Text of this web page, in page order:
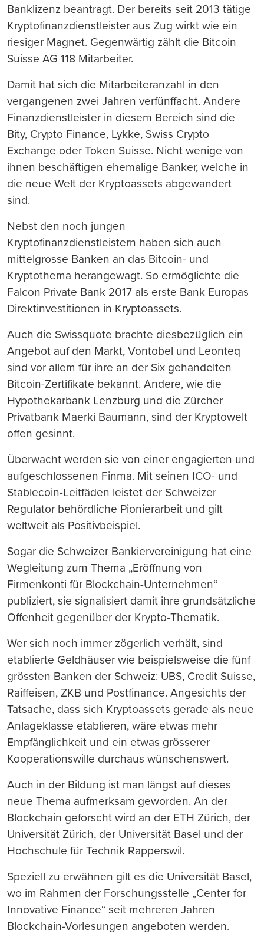
Banklizenz beantragt. Der bereits seit 2013 tätige
Kryptofinanzdienstleister aus Zug wirkt wie ein
riesiger Magnet. Gegenwärtig zählt die Bitcoin
Suisse AG 118 Mitarbeiter.
Damit hat sich die Mitarbeiteranzahl in den
vergangenen zwei Jahren verfünffacht. Andere
Finanzdienstleister in diesem Bereich sind die
Bity, Crypto Finance, Lykke, Swiss Crypto
Exchange oder Token Suisse. Nicht wenige von
ihnen beschäftigen ehemalige Banker, welche in
die neue Welt der Kryptoassets abgewandert
sind.
Nebst den noch jungen
Kryptofinanzdienstleistern haben sich auch
mittelgrosse Banken an das Bitcoin- und
Kryptothema herangewagt. So ermöglichte die
Falcon Private Bank 2017 als erste Bank Europas
Direktinvestitionen in Kryptoassets.
Auch die Swissquote brachte diesbezüglich ein
Angebot auf den Markt, Vontobel und Leonteq
sind vor allem für ihre an der Six gehandelten
Bitcoin-Zertifikate bekannt. Andere, wie die
Hypothekarbank Lenzburg und die Zürcher
Privatbank Maerki Baumann, sind der Kryptowelt
offen gesinnt.
Überwacht werden sie von einer engagierten und
aufgeschlossenen Finma. Mit seinen ICO- und
Stablecoin-Leitfäden leistet der Schweizer
Regulator behördliche Pionierarbeit und gilt
weltweit als Positivbeispiel.
Sogar die Schweizer Bankiervereinigung hat eine
Wegleitung zum Thema „Eröffnung von
Firmenkonti für Blockchain-Unternehmen“
publiziert, sie signalisiert damit ihre grundsätzliche
Offenheit gegenüber der Krypto-Thematik.
Wer sich noch immer zögerlich verhält, sind
etablierte Geldhäuser wie beispielsweise die fünf
grössten Banken der Schweiz: UBS, Credit Suisse,
Raiffeisen, ZKB und Postfinance. Angesichts der
Tatsache, dass sich Kryptoassets gerade als neue
Anlageklasse etablieren, wäre etwas mehr
Empfänglichkeit und ein etwas grösserer
Kooperationswille durchaus wünschenswert.
Auch in der Bildung ist man längst auf dieses
neue Thema aufmerksam geworden. An der
Blockchain geforscht wird an der ETH Zürich, der
Universität Zürich, der Universität Basel und der
Hochschule für Technik Rapperswil.
Speziell zu erwähnen gilt es die Universität Basel,
wo im Rahmen der Forschungsstelle „Center for
Innovative Finance“ seit mehreren Jahren
Blockchain-Vorlesungen angeboten werden.